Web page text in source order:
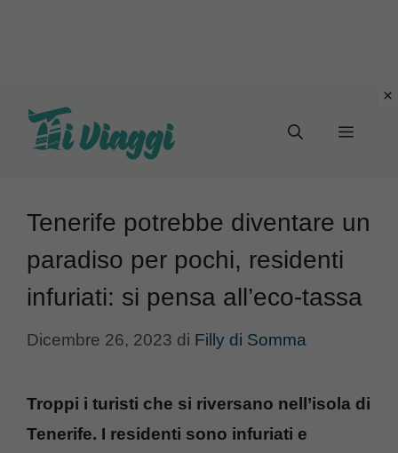
Menu
Tenerife potrebbe diventare un
paradiso per pochi, residenti
infuriati: si pensa all’eco-tassa
Dicembre 26, 2023 di Filly di Somma
Troppi i turisti che si riversano nell’isola di
Tenerife. I residenti sono infuriati e